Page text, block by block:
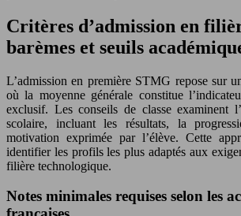
Critères d’admission en
barèmes et seuils
L’admission en première STMG repose sur
où la moyenne générale constitue
exclusif. Les conseils de classe examinent
scolaire, incluant les résultats, la
motivation exprimée par l’élève. Cette
identifier les profils les plus adaptés aux
filière technologique.
Notes minimales requises selon les